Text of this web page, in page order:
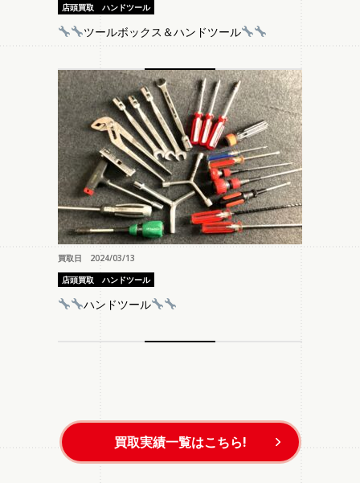
店頭買取
ハンドツール
ツールボックス＆ハンドツール
買取日 2024/03/13
店頭買取
ハンドツール
ハンドツール
買取実績一覧はこちら!